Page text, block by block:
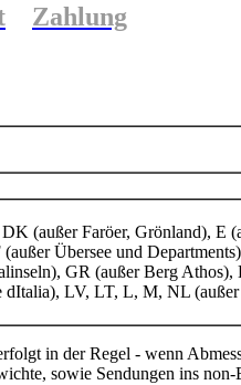
Zahlung
(außer Faröer, Grönland), E
Übersee und
GR (außer Berg Athos),
LV, LT, L, M, NL
in der Regel - wenn
sowie Sendungen ins